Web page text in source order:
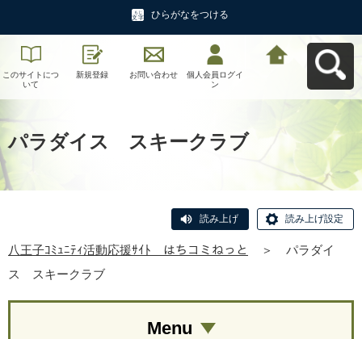
ひらがなをつける
このサイトにつ
いて
新規登録 お問い合わせ
個人会員ログイ
ン
パラダイス スキークラブ
読み上げ 読み上げ設定
八王子ｺﾐｭﾆﾃｨ活動応援ｻｲﾄ はちコミねっと ＞
パラダイ
ス スキークラブ
Menu